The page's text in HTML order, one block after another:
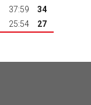
37:59
34
25:54 27